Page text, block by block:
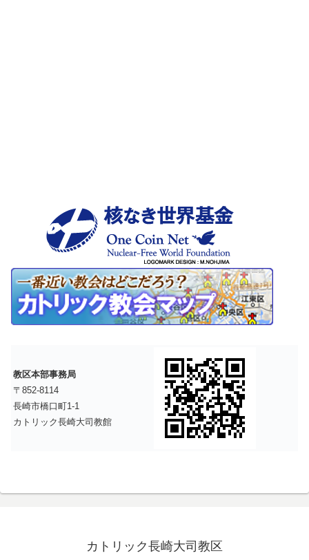
教区本部事務局
〒852-8114
長崎市橋口町1-1
カトリック長崎大司教館
カトリック長崎大司教区